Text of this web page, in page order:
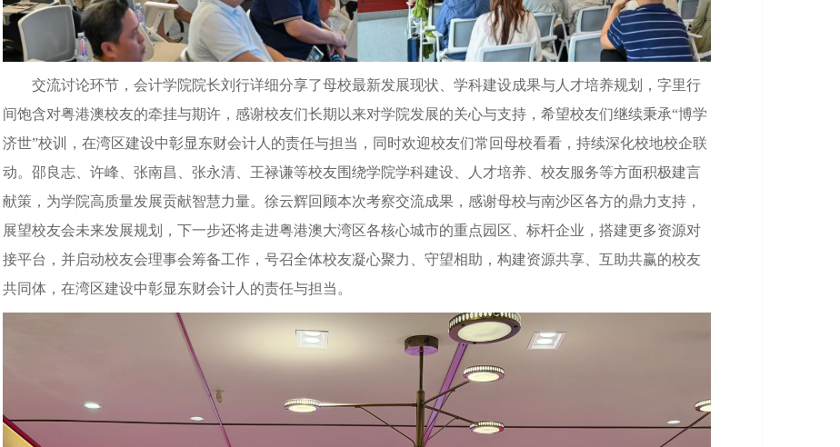
交流讨论环节，会计学院院长刘行详细分享了母校最新发展现状、学科建设成果与人才培养规划，字里行
间饱含对粤港澳校友的牵挂与期许，感谢校友们长期以来对学院发展的关心与支持，希望校友们继续秉承“博学
济世”校训，在湾区建设中彰显东财会计人的责任与担当，同时欢迎校友们常回母校看看，持续深化校地校企联
动。邵良志、许峰、张南昌、张永清、王禄谦等校友围绕学院学科建设、人才培养、校友服务等方面积极建言
献策，为学院高质量发展贡献智慧力量。徐云辉回顾本次考察交流成果，感谢母校与南沙区各方的鼎力支持，
展望校友会未来发展规划，下一步还将走进粤港澳大湾区各核心城市的重点园区、标杆企业，搭建更多资源对
接平台，并启动校友会理事会筹备工作，号召全体校友凝心聚力、守望相助，构建资源共享、互助共赢的校友
共同体，在湾区建设中彰显东财会计人的责任与担当。